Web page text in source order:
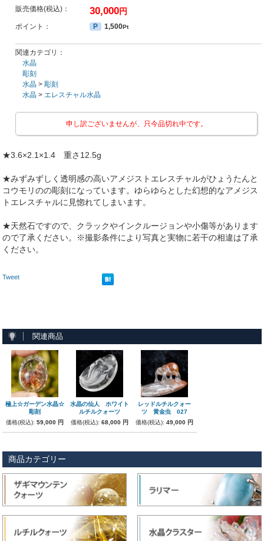
販売価格(税込)： 30,000円
ポイント： P 1,500Pt
関連カテゴリ：
水晶
彫刻
水晶 >彫刻
水晶 >エレスチャル水晶
申し訳ございませんが、只今品切れ中です。
★3.6×2.1×1.4 重さ12.5g
★みずみずしく透明感の高いアメジストエレスチャルがひょうたんと
コウモリのの彫刻になっています。ゆらゆらとした幻想的なアメジス
トエレスチャルに見惚れてしまいます。
★天然石ですので、クラックやインクルージョンや小傷等があります
ので了承ください。※撮影条件により写真と実物に若干の相違は了承
ください。
Tweet
関連商品
極上☆ガーデン水晶☆
彫刻
価格(税込):59,000 円
水晶の仙人 ホワイト
ルチルクォーツ
価格(税込):68,000 円
レッドルチルクォー
ツ 黄金虫 027
価格(税込): 49,000 円
商品カテゴリー